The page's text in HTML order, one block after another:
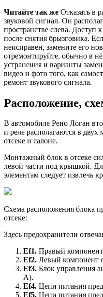
Читайте так же Отказать в
звуковой сигнал. Он
пространстве слева. Доступ
после снятия брызговика.
неисправен, замените его
отремонтируйте, обычно в
устранения и варианты
видео и фото того, как
ремонт звукового сигнала.
Расположение,
В автомобиле Рено Логан
и реле располагаются в
отсеке и салоне.
Монтажный блок в отсеке
левой части под крышкой.
элементам следует извлечь
Схема расположения блока
отсеке:
Здесь предохранители
Ef1. Правый компонент
Ef2. Левый компонент
Ef3. Блок управления
А).
Ef4. Цепи питания
Ef5. Цепи питания